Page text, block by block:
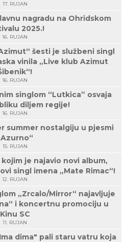
17. RUJAN
nagradu na Ohridskom
2025.!
16. RUJAN
šesti je službeni singl
vinila „Live klub Azimut
16. RUJAN
singlom “Lutkica” osvaja
diljem regije!
16. RUJAN
summer nostalgiju u pjesmi
15. RUJAN
kojim je najavio novi album,
singl imena „Mate Rimac“!
12. RUJAN
„Zrcalo/Mirror“ najavljuje
i koncertnu promociju u
Kinu SC
11. RUJAN
dima" pali staru vatru koja